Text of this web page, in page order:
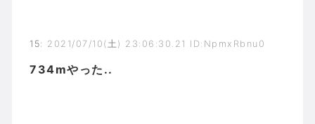
15: 2021/07/10(土) 23:06:30.21 ID:NpmxRbnu0
734mやった..